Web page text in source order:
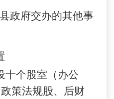
政府交办的其他事
十个股室（办公
策法规股、后财